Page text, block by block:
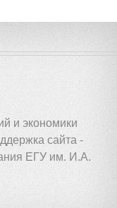
и экономики
сайта -
ЕГУ им. И.А.